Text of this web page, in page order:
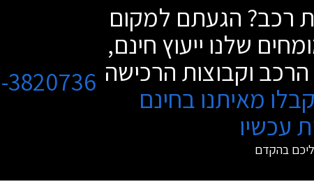
רכב? הגעתם למקום
שלנו ייעוץ חינם,
וקבוצות הרכישה
קבלו מאיתנו בחינם
עכשיו
בהקדם
3820736